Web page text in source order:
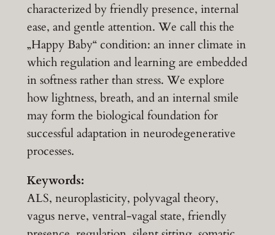
characterized by friendly presence, internal
ease, and gentle attention. We call this the
„Happy Baby“ condition: an inner climate in
which regulation and learning are embedded
in softness rather than stress. We explore
how lightness, breath, and an internal smile
may form the biological foundation for
successful adaptation in neurodegenerative
processes.
Keywords:
ALS, neuroplasticity, polyvagal theory,
vagus nerve, ventral-vagal state, friendly